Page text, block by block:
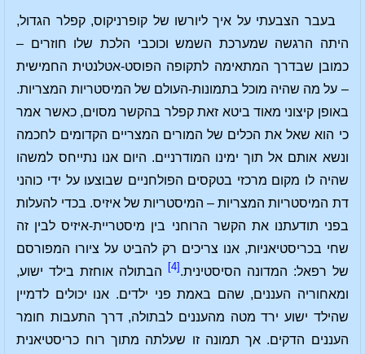
בעבר הצבעתי על איך ליורשו של קופרניקוס, קפלר הגדול,
היתה הרגשה שמערכת השמש וכוכבי הלכת שלו חוזרים –
כמובן שבדרך המתאימה לתקופה הפוסט-אטלנטית החמישית
– על מה שהיה מוכל בתמונות-העולם של המיסטריות המצריות.
באופן קיצוני מאוד ביטא זאת קפלר בהקשר מסוים, כאשר אמר
כי הוא שאל את הכלים של המורים המצריים הקדומים לחכמה
ונשא אותם אל תוך ימינו המודרניים. היום אנו נתייחס למשהו
שהיה לו מקום מרכזי בטקסים הפולחניים שבוצעו על ידי כוהני
דת המיסטריות המצריות – המיסטריות של איזיס. בכדי להעלות
בפני תודעתנו את הקשר הרוחני בין מיסטריית-איזיס לבין זה
שחי בכריסטיאניות, אנו צריכים רק להביט על ציורו המפורסם
של רפאל: המדונה הסיסטינית. [4]
הבתולה אוחזת בילד ישוע,
ומאחוריה העננים, שהם באמת פני ילדים. אנו יכולים לדמיין
שהילד ישוע ירד מטה מהעננים לבתולה, דרך התעבות חומר
העננים הדקים. אך תמונה זו שעלתה מתוך רוח כריסטיאנית